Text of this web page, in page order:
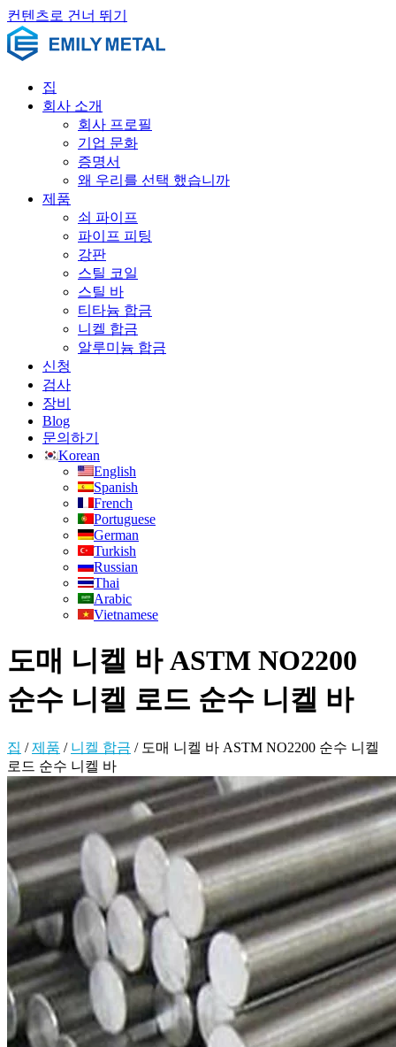
컨텐츠로 건너 뛰기
집
회사 소개
회사 프로필
기업 문화
증명서
왜 우리를 선택 했습니까
제품
쇠 파이프
파이프 피팅
강판
스틸 코일
스틸 바
티타늄 합금
니켈 합금
알루미늄 합금
신청
검사
장비
Blog
문의하기
Korean
English
Spanish
French
Portuguese
German
Turkish
Russian
Thai
Arabic
Vietnamese
도매 니켈 바 ASTM NO2200
순수 니켈 로드 순수 니켈 바
집 /제품 / 니켈 합금 / 도매 니켈 바 ASTM NO2200 순수 니켈
로드 순수 니켈 바